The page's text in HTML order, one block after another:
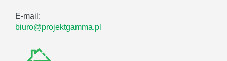
E-mail:
biuro@projektgamma.pl